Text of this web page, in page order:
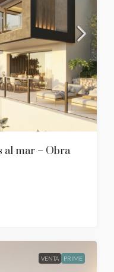
al mar – Obra
VENTA PRIME